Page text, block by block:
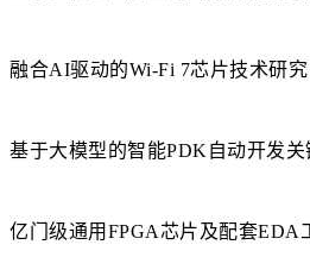
融合AI驱动的Wi-Fi 7芯片技术研究
基于大模型的智能PDK自动开发关
亿门级通用FPGA芯片及配套EDA